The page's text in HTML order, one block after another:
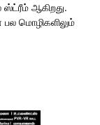
ஸ்ட்ரீம் ஆகிறது.
மொழிகளிலும்